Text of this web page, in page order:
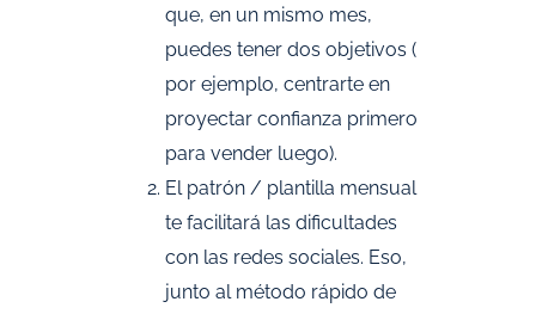
que, en un mismo mes,
puedes tener dos objetivos (
por ejemplo, centrarte en
proyectar confianza primero
para vender luego).
El patrón / plantilla mensual
te facilitará las dificultades
con las redes sociales. Eso,
junto al método rápido de